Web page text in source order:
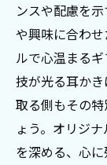
想
ンスや配慮を
や興味に合わ
ルで心温まる
技が光る耳か
取る側もその
ょう。オリジ
を深める、心に